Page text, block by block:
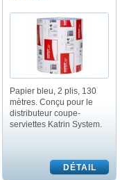
Papier bleu, 2 plis, 130
mètres. Conçu pour le
distributeur coupe-
serviettes Katrin System.